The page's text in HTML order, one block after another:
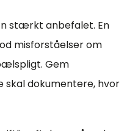
stærkt anbefalet. En
misforståelser om
Gem
skal dokumentere, hvor